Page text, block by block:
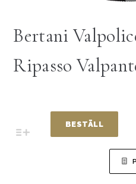
Bertani
Ripasso
BESTÄLL